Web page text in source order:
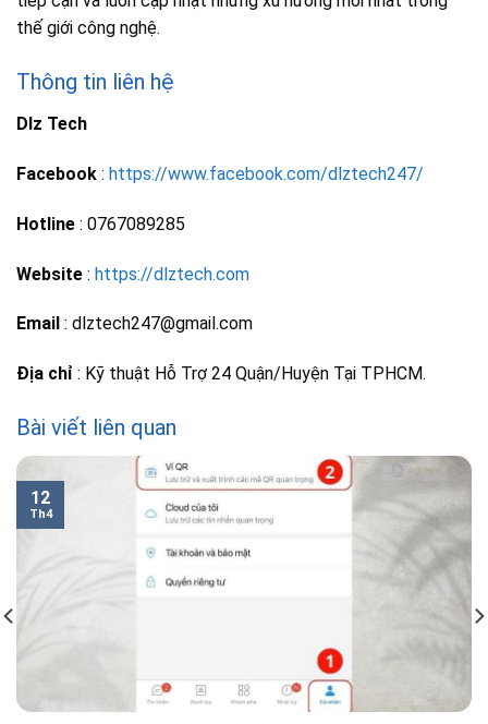
thế giới công nghệ.
Thông tin liên hệ
Dlz Tech
Facebook : https://www.facebook.com/dlztech247/
Hotline : 0767089285
Website : https://dlztech.com
Email : dlztech247@gmail.com
Địa chỉ : Kỹ thuật Hỗ Trợ 24 Quận/Huyện Tại TPHCM.
Bài viết liên quan
12
Th4